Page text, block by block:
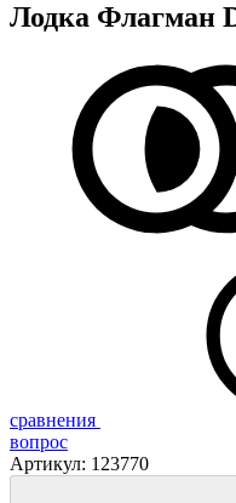
Лодка Флагман
сравнения
вопрос
Артикул: 123770